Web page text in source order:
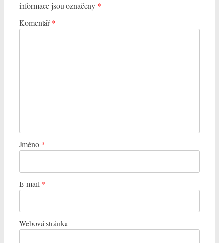
informace jsou označeny *
Komentář*
Jméno *
E-mail *
Webová stránka